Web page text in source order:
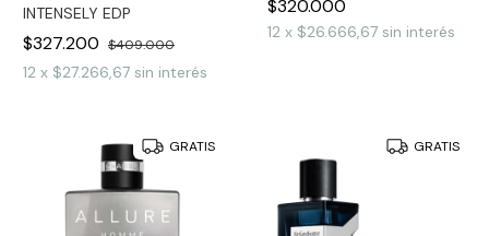
INTENSELY EDP
$327.200 $409.000
12 x $27.266,67 sin interés
$320.000
12 x $26.666,67 sin interés
GRATIS GRATIS